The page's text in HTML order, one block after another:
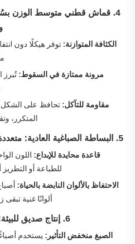
الكثافة المتوازنة: توفر هيكلًا دون
مرونة ممتازة في السقوط:تُبرز
مقاومة للتآكل: تحافظ على الشكل
المتكرر،
5. البساطة الصباغية العادية: متعددة الاستخدامات وأنيقة
قاعدة محايدة للإبداع: اللون
للطباعة أو
الاحتفاظ بالألوان النابضة بالحياة:
ألوانًا غنية
6. إنتاج صديق للبيئة: لطيف على الكوكب
الصبغ منخفض التأثير: ‌يستخدم